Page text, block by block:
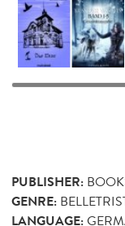
PUBLISHER:
GENRE:
LANGUAGE: